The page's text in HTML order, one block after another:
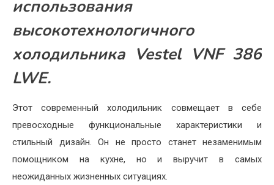
использования
высокотехнологичного
холодильника Vestel VNF 386
LWE.
Этот современный холодильник совмещает в себе
превосходные функциональные характеристики и
стильный дизайн. Он не просто станет незаменимым
помощником на кухне, но и выручит в самых
неожиданных жизненных ситуациях.